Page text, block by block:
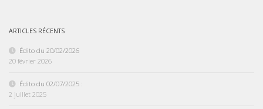
ARTICLES RÉCENTS
Édito du 20/02/2026
20 février 2026
Édito du 02/07/2025 :
2 juillet 2025